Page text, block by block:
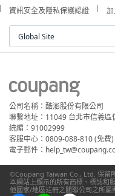
資訊安全及隱私保護認證
Global Site
公司名稱：酷澎股份有限公司
聯繫地址：11049 台北市信義區
統編：91002999
客服中心：0809-088-810 (免費
電子郵件：
©Coupang Taiwan Co., Ltd. 保留
本網站上顯示的所有商標、標誌和
他國家/地區註冊之關聯公司之所屬